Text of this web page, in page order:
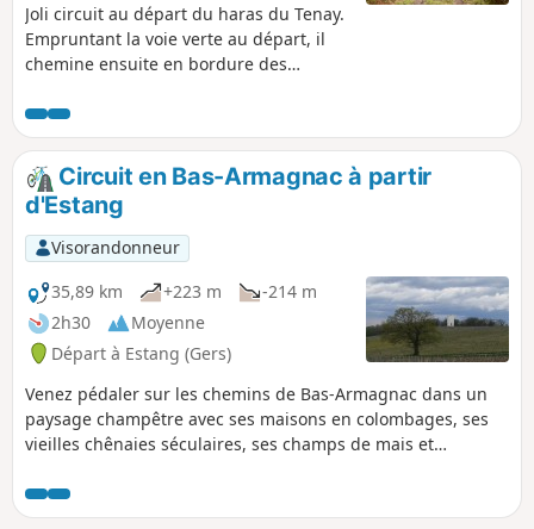
Joli circuit au départ du haras du Tenay.
Empruntant la voie verte au départ, il
chemine ensuite en bordure des
s'enfonce dans des forêts de pins et de
chênes pour rejoindre à nouveau la voie
verte en passant devant un joli moulin à
eau. Circuit en Bas-Armagnac à partir
d'Estang
Visorandonneur
35,89 km
+223 m
-214 m
2h30
Moyenne
Départ à Estang (Gers)
Venez pédaler sur les chemins de Bas-Armagnac dans un
paysage champêtre avec ses maisons en colombages, ses
vieilles chênaies séculaires, ses champs de mais et
pays.